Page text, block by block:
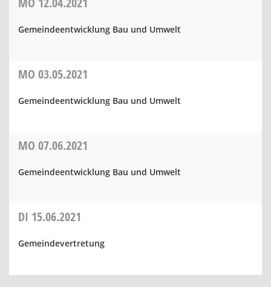
Gemeindeentwicklung Bau und Umwelt
MO 03.05.2021
Gemeindeentwicklung Bau und Umwelt
MO 07.06.2021
Gemeindeentwicklung Bau und Umwelt
DI 15.06.2021
Gemeindevertretung